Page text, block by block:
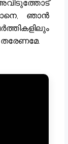
ഞാൻ
തരേണമേ.